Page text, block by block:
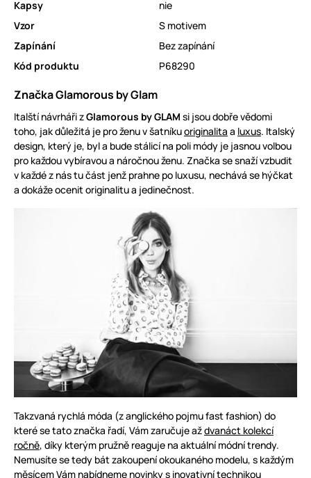
Kapsy
nie
Vzor
S motivem
Zapínání
Bez zapínání
Kód produktu
P68290
Značka Glamorous by Glam
Italští návrháři zGlamorous by GLAM si jsou dobře vědomi
toho, jak důležitá je pro ženu v šatníkuoriginalita a luxus. Italský
design, který je, byl a bude stálicí na poli módy je jasnou volbou
pro každou vybíravou a náročnou ženu. Značka se snaží vzbudit
v každé z nás tu část jenž prahne po luxusu, nechává se hýčkat
a dokáže ocenit originalitu a jedinečnost.
Takzvaná rychlá móda (z anglického pojmu fast fashion) do
které se tato značka řadí, Vám zaručuje aždvanáct kolekcí
ročně, díky kterým pružně reaguje na aktuální módní trendy.
Nemusíte se tedy bát zakoupení okoukaného modelu, s každým
měsícem Vám nabídneme novinky s inovativní technikou